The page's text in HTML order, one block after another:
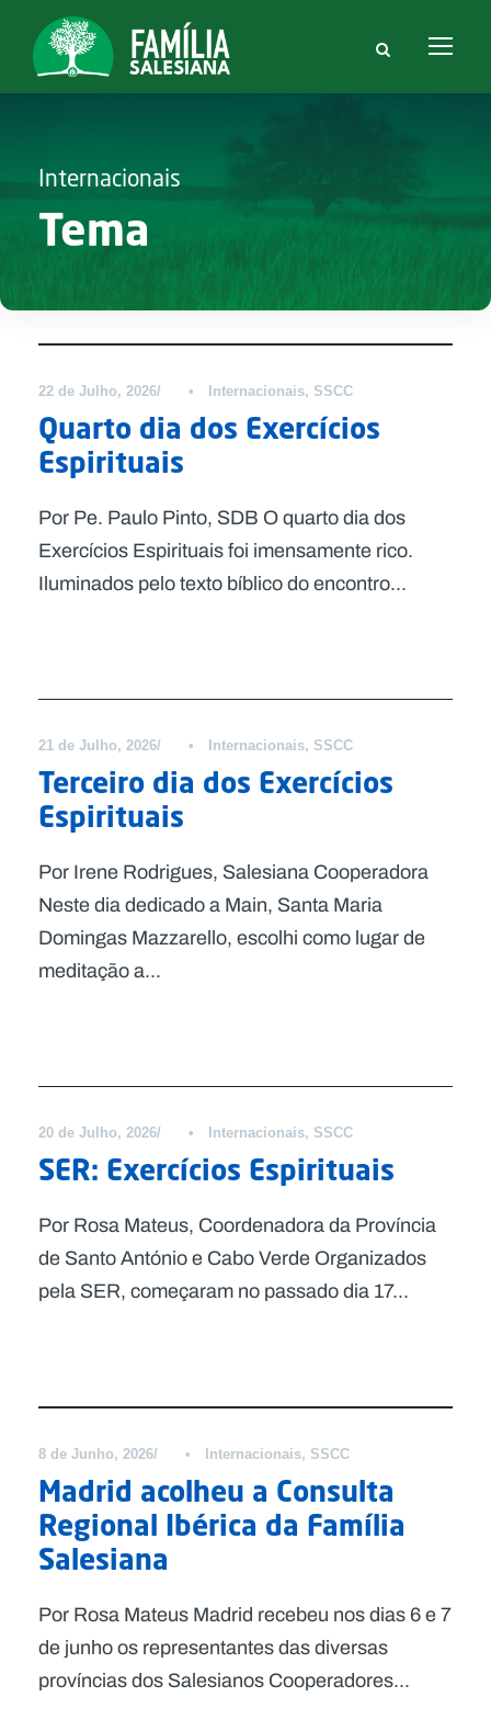
Internacionais
Tema
Notícias
22 de Julho, 2026 • Internacionais, SSCC
Quarto dia dos Exercícios
Espirituais
Por Pe. Paulo Pinto, SDB O quarto dia dos
Exercícios Espirituais foi imensamente rico.
Iluminados pelo texto bíblico do encontro...
21 de Julho, 2026 • Internacionais, SSCC
Terceiro dia dos Exercícios
Espirituais
Por Irene Rodrigues, Salesiana Cooperadora
Neste dia dedicado a Main, Santa Maria
Domingas Mazzarello, escolhi como lugar de
meditação a...
20 de Julho, 2026 • Internacionais, SSCC
SER: Exercícios Espirituais
Por Rosa Mateus, Coordenadora da Província
de Santo António e Cabo Verde Organizados
pela SER, começaram no passado dia 17...
8 de Junho, 2026 • Internacionais, SSCC
Madrid acolheu a Consulta
Regional Ibérica da Família
Salesiana
Por Rosa Mateus Madrid recebeu nos dias 6 e 7
de junho os representantes das diversas
províncias dos Salesianos Cooperadores...